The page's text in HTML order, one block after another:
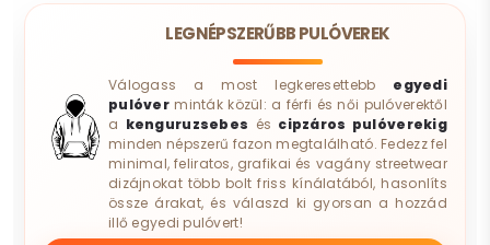
LEGNÉPSZERŰBB PULÓVEREK
Válogass a most legkeresettebb egyedi
pulóverminták közül: a férfi és női pulóverektől
a kenguruzsebes és cipzáros pulóverekig
minden népszerű fazon megtalálható. Fedezz fel
minimal, feliratos, grafikai és vagány streetwear
dizájnokat több bolt friss kínálatából, hasonlíts
össze árakat, és válaszd ki gyorsan a hozzád
illő egyedi pulóvert!